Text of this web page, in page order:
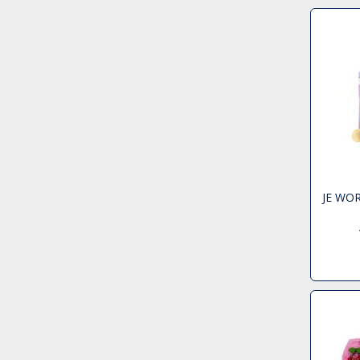
JE